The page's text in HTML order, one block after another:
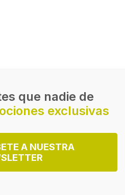
que nadie de
exclusivas
A NUESTRA